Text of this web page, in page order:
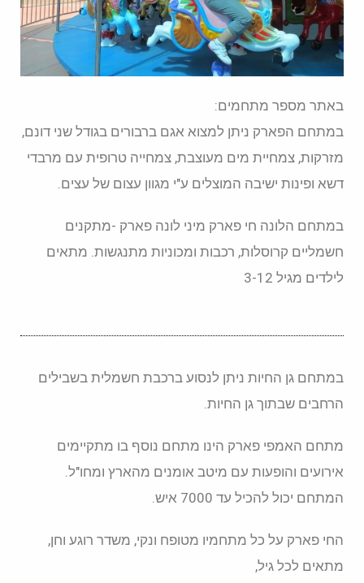
באתר מספר מתחמים:
במתחם הפארק ניתן למצוא אגם ברבורים בגודל שני דונם,
מזרקות, צמחיית מים מעוצבת, צמחייה טרופית עם מרבדי
דשא ופינות ישיבה המוצלים ע"י מגוון עצום של עצים.
במתחם הלונה חי פארק מיני לונה פארק -מתקנים
חשמליים קרוסלות, רכבות ומכוניות מתנגשות. מתאים
לילדים מגיל 3-12
במתחם גן החיות ניתן לנסוע ברכבת חשמלית בשבילים
הרחבים שבתוך גן החיות.
מתחם האמפי פארק הינו מתחם נוסף בו מתקיימים
אירועים והופעות עם מיטב אומנים מהארץ ומחו"ל.
המתחם יכול להכיל עד 7000 איש.
החי פארק על כל מתחמיו מטופח ונקי, משדר רוגע וחן,
מתאים לכל גיל,